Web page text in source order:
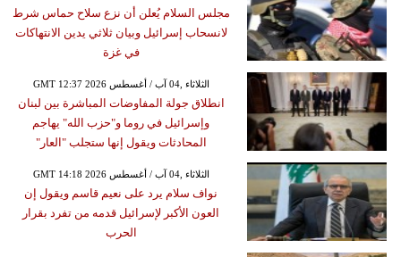
مجلس السلام يُعلن أن نزع سلاح حماس شرط
لانسحاب إسرائيل وبيان ثلاثي يدين الانتهاكات
في غزة
GMT 12:37 2026 الثلاثاء ,04 آب / أغسطس
انطلاق جولة المفاوضات المباشرة بين لبنان
وإسرائيل في روما و"حزب الله" يهاجم
المحادثات ويقول إنها ستجلب "العار"
GMT 14:18 2026 الثلاثاء ,04 آب / أغسطس
نواف سلام يرد على نعيم قاسم ويقول إن
العون الأكبر لإسرائيل قدمه من تفرد بقرار
الحرب